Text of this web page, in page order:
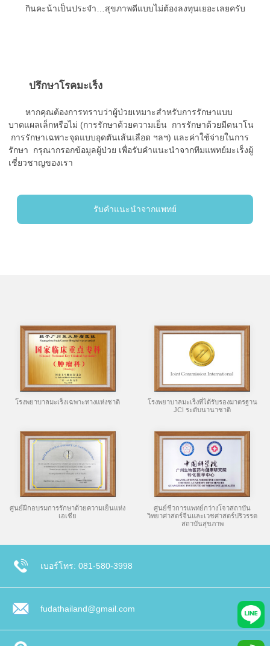
กินคะน้าเป็นประจำ…สุขภาพดีแบบไม่ต้องลงทุนเยอะเลยครับ
ปรึกษาโรคมะเร็ง
หากคุณต้องการทราบว่าผู้ป่วยเหมาะสำหรับการรักษาแบบ
บาดแผลเล็กหรือไม่ (การรักษาด้วยความเย็น การรักษาด้วยมีดนาโน
การรักษาเฉพาะจุดแบบอุดตันเส้นเลือด ฯลฯ) และค่าใช้จ่ายในการ
รักษา กรุณากรอกข้อมูลผู้ป่วย เพื่อรับคำแนะนำจากทีมแพทย์มะเร็งผู้
เชี่ยวชาญของเรา
รับคำแนะนำจากแพทย์
โรงพยาบาลมะเร็งเฉพาะทางแห่งชาติ
โรงพยาบาลมะเร็งที่ได้รับรองมาตรฐาน
JCI ระดับนานาชาติ
ศูนย์ฝึกอบรมการรักษาด้วยความเย็นแห่ง
เอเชีย
ศูนย์ชีวการแพทย์กว่างโจวสถาบัน
วิทยาศาสตร์จีนและเวชศาสตร์ปริวรรต
สถาบันสุขภาพ
เบอร์โทร: 081-580-3998
fudathailand@gmail.com